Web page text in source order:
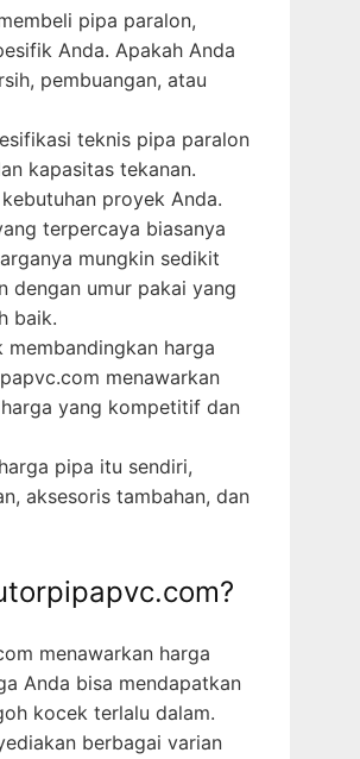
pipa paralon,
Anda. Apakah Anda
pembuangan, atau
teknis pipa paralon
kapasitas tekanan.
proyek Anda.
terpercaya biasanya
mungkin sedikit
dengan umur pakai yang
baik.
membandingkan harga
menawarkan
yang kompetitif dan
pipa itu sendiri,
aksesoris tambahan, dan
menawarkan harga
Anda bisa mendapatkan
kocek terlalu dalam.
berbagai varian